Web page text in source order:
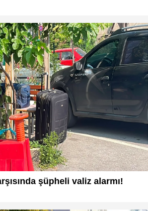
şüpheli valiz alarmı!